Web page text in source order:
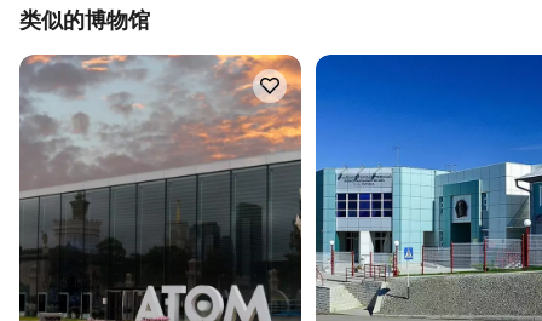
类似的博物馆